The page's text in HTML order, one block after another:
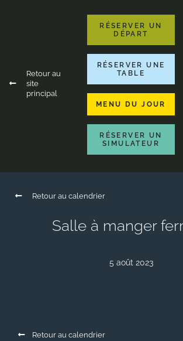
Retour au
site
principal
RÉSERVER UN
DÉPART
RÉSERVER UNE
TABLE
MENU DU JOUR
RÉSERVER UN
SIMULATEUR
Retour au calendrier
Salle à manger
5 août 2023
Retour au calendrier